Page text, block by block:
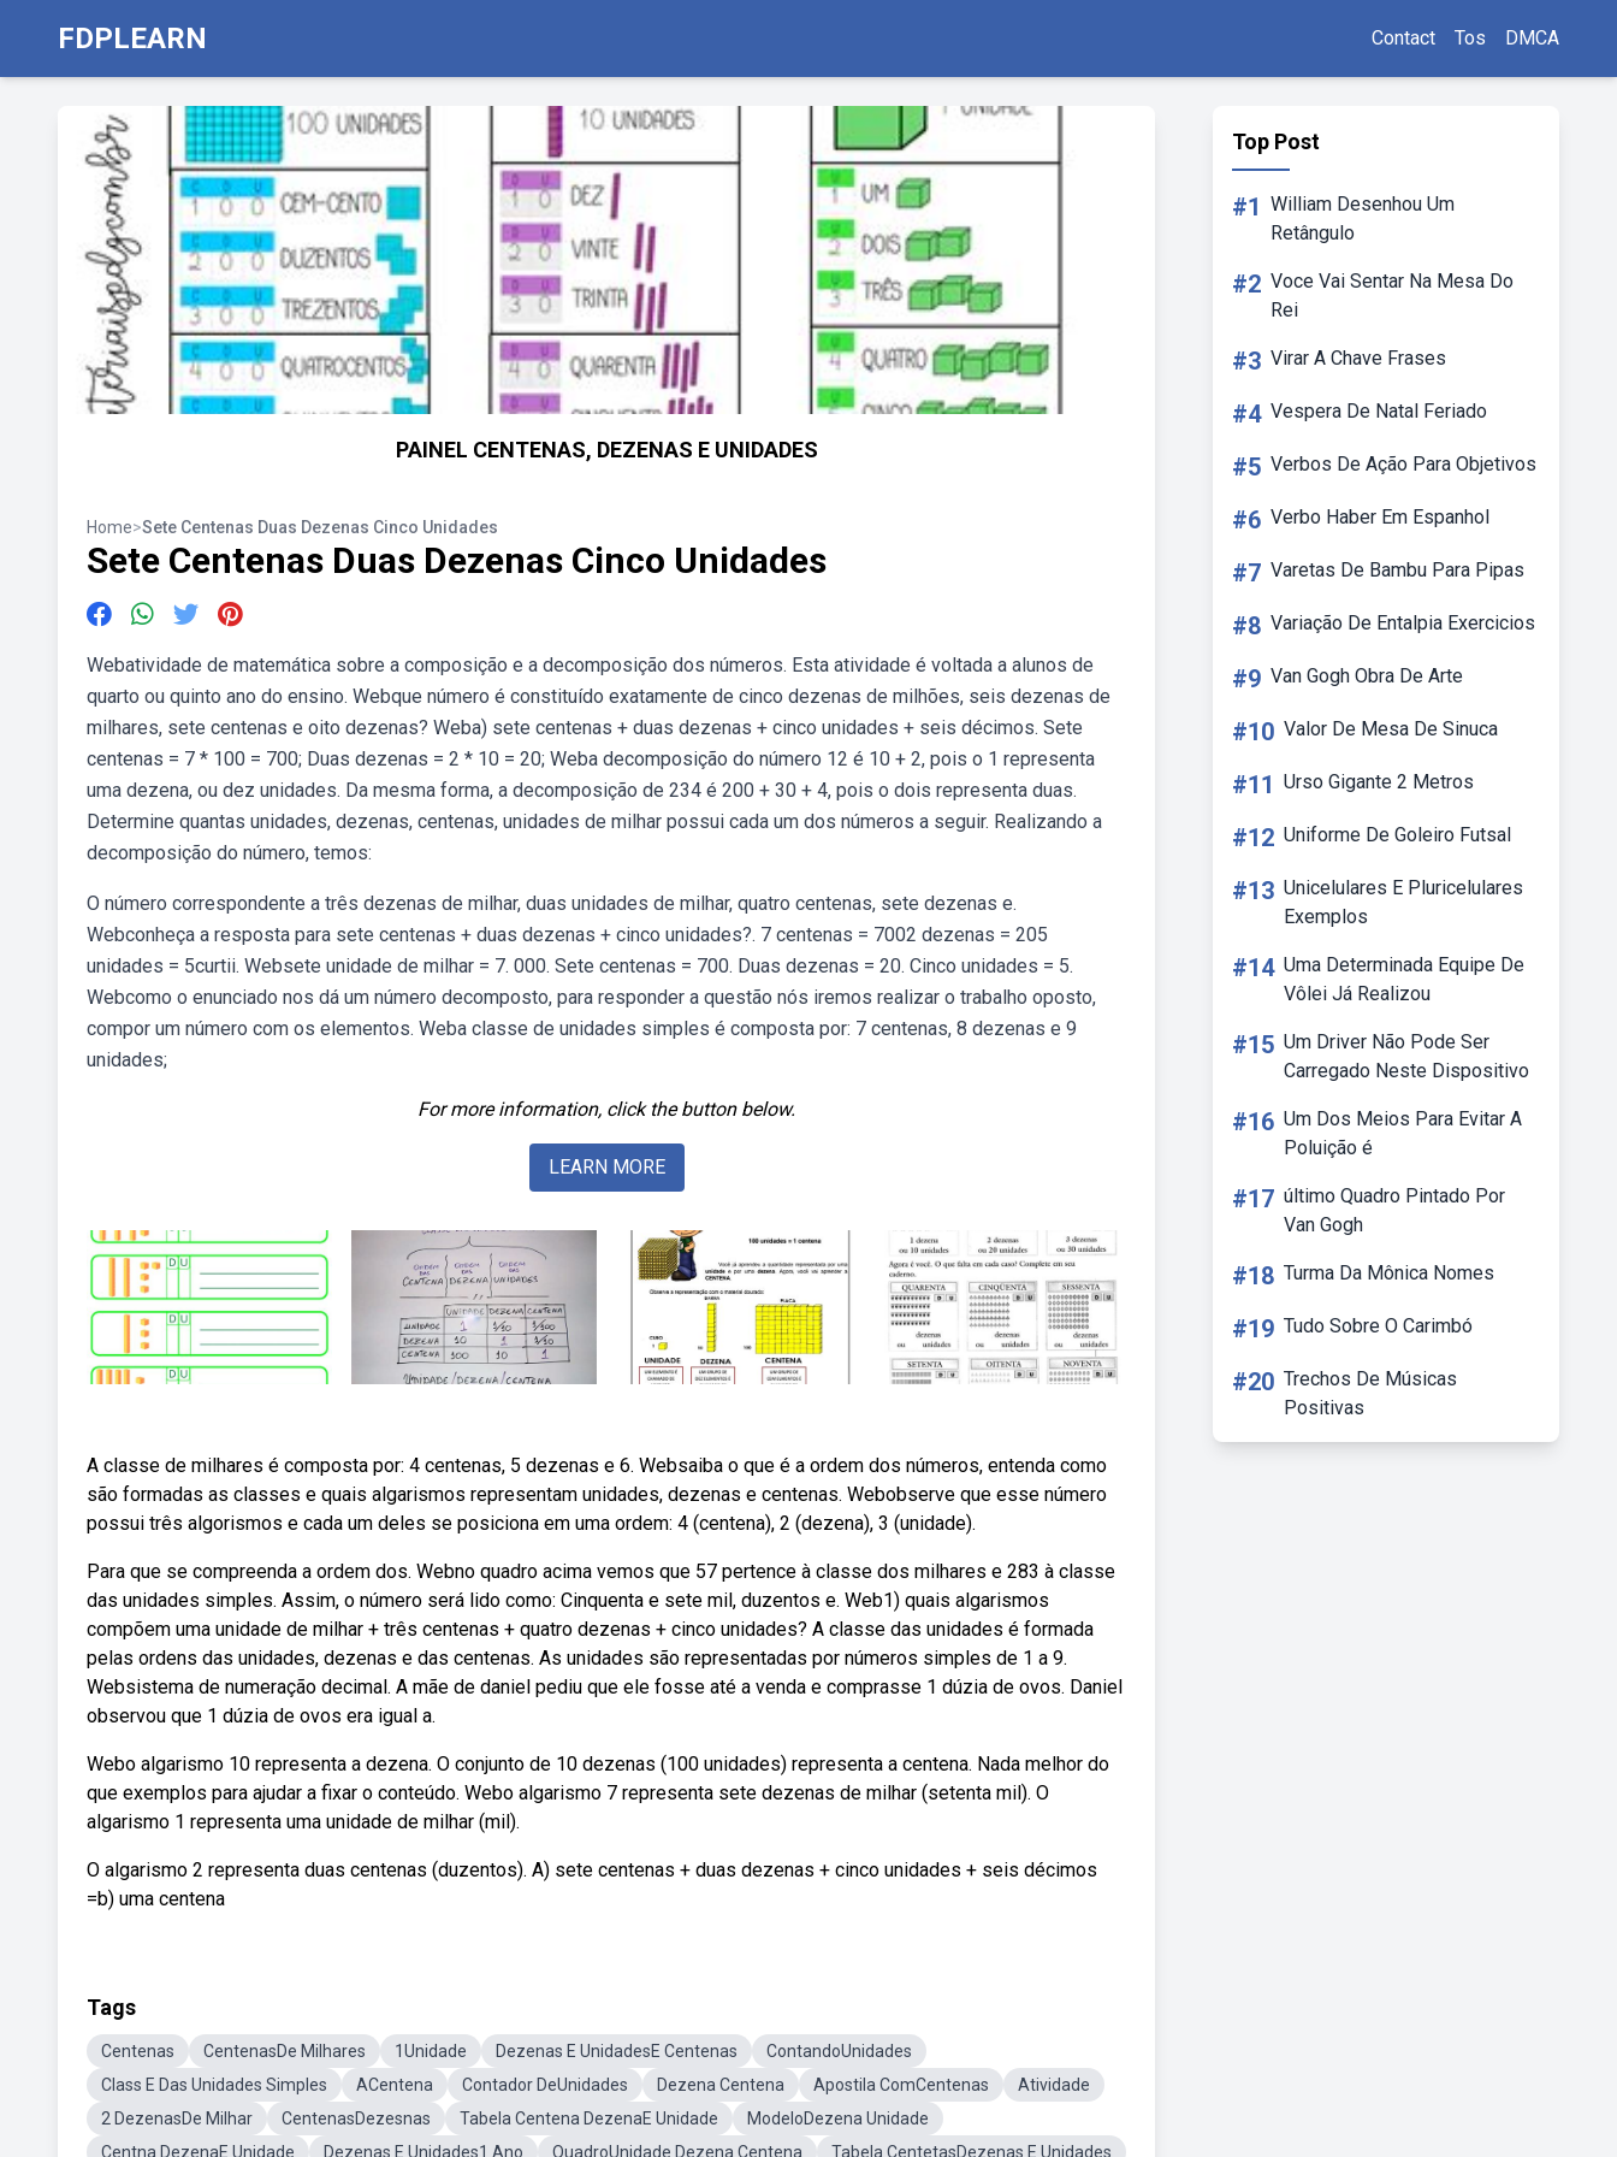
FDPLEARN Contact Tos DMCA
PAINEL CENTENAS, DEZENAS E UNIDADES
Home>Sete Centenas Duas Dezenas Cinco Unidades
Sete Centenas Duas Dezenas Cinco Unidades
Webatividade de matemática sobre a composição e a decomposição dos números. Esta atividade é voltada a alunos de
quarto ou quinto ano do ensino. Webque número é constituído exatamente de cinco dezenas de milhões, seis dezenas de
milhares, sete centenas e oito dezenas? Weba) sete centenas + duas dezenas + cinco unidades + seis décimos. Sete
centenas = 7 * 100 = 700; Duas dezenas = 2 * 10 = 20; Weba decomposição do número 12 é 10 + 2, pois o 1 representa
uma dezena, ou dez unidades. Da mesma forma, a decomposição de 234 é 200 + 30 + 4, pois o dois representa duas.
Determine quantas unidades, dezenas, centenas, unidades de milhar possui cada um dos números a seguir. Realizando a
decomposição do número, temos:
O número correspondente a três dezenas de milhar, duas unidades de milhar, quatro centenas, sete dezenas e.
Webconheça a resposta para sete centenas + duas dezenas + cinco unidades?. 7 centenas = 7002 dezenas = 205
unidades = 5curtii. Websete unidade de milhar = 7. 000. Sete centenas = 700. Duas dezenas = 20. Cinco unidades = 5.
Webcomo o enunciado nos dá um número decomposto, para responder a questão nós iremos realizar o trabalho oposto,
compor um número com os elementos. Weba classe de unidades simples é composta por: 7 centenas, 8 dezenas e 9
unidades;
For more information, click the button below.
LEARN MORE
A classe de milhares é composta por: 4 centenas, 5 dezenas e 6. Websaiba o que é a ordem dos números, entenda como
são formadas as classes e quais algarismos representam unidades, dezenas e centenas. Webobserve que esse número
possui três algorismos e cada um deles se posiciona em uma ordem: 4 (centena), 2 (dezena), 3 (unidade).
Para que se compreenda a ordem dos. Webno quadro acima vemos que 57 pertence à classe dos milhares e 283 à classe
das unidades simples. Assim, o número será lido como: Cinquenta e sete mil, duzentos e. Web1) quais algarismos
compõem uma unidade de milhar + três centenas + quatro dezenas + cinco unidades? A classe das unidades é formada
pelas ordens das unidades, dezenas e das centenas. As unidades são representadas por números simples de 1 a 9.
Websistema de numeração decimal. A mãe de daniel pediu que ele fosse até a venda e comprasse 1 dúzia de ovos. Daniel
observou que 1 dúzia de ovos era igual a.
Webo algarismo 10 representa a dezena. O conjunto de 10 dezenas (100 unidades) representa a centena. Nada melhor do
que exemplos para ajudar a fixar o conteúdo. Webo algarismo 7 representa sete dezenas de milhar (setenta mil). O
algarismo 1 representa uma unidade de milhar (mil).
O algarismo 2 representa duas centenas (duzentos). A) sete centenas + duas dezenas + cinco unidades + seis décimos
=b) uma centena
Tags
Centenas CentenasDe Milhares 1Unidade Dezenas E UnidadesE Centenas
ContandoUnidades
Class E Das Unidades Simples
ACentena Contador DeUnidades Dezena Centena Apostila ComCentenas
Atividade
2 DezenasDe Milhar
CentenasDezesnas Tabela Centena DezenaE Unidade
ModeloDezena Unidade
Centna DezenaE Unidade
Dezenas E Unidades1 Ano QuadroUnidade Dezena Centena
Tabela CentetasDezenas E Unidades
Top Post
#1 William Desenhou Um
Retângulo
#2 Voce Vai Sentar Na Mesa Do
Rei
#3 Virar A Chave Frases
#4 Vespera De Natal Feriado
#5 Verbos De Ação Para Objetivos
#6 Verbo Haber Em Espanhol
#7 Varetas De Bambu Para Pipas
#8 Variação De Entalpia Exercicios
#9 Van Gogh Obra De Arte
#10 Valor De Mesa De Sinuca
#11 Urso Gigante 2 Metros
#12 Uniforme De Goleiro Futsal
#13 Unicelulares E Pluricelulares
Exemplos
#14 Uma Determinada Equipe De
Vôlei Já Realizou
#15 Um Driver Não Pode Ser
Carregado Neste Dispositivo
#16 Um Dos Meios Para Evitar A
Poluição é
#17 último Quadro Pintado Por
Van Gogh
#18 Turma Da Mônica Nomes
#19 Tudo Sobre O Carimbó
#20 Trechos De Músicas
Positivas